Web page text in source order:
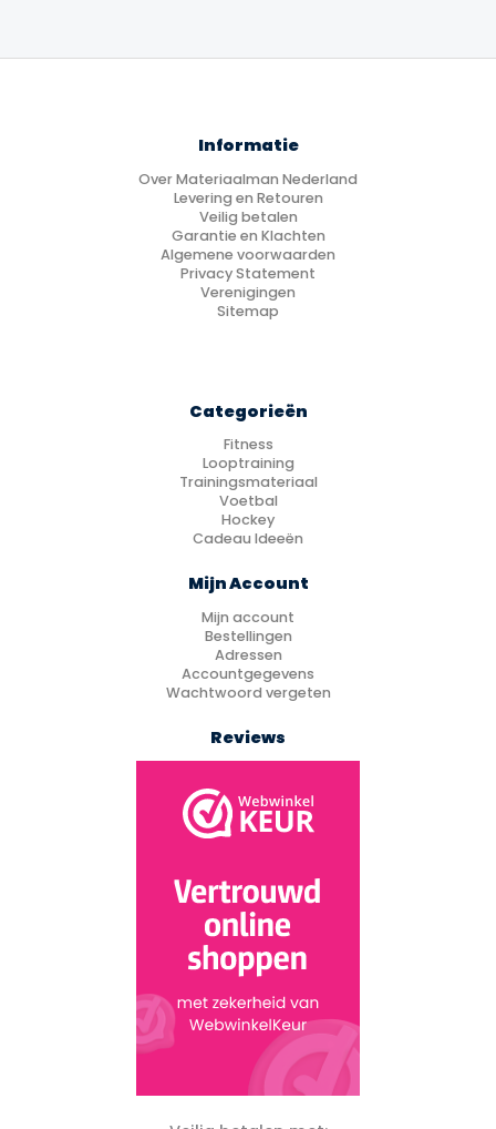
Informatie
Over Materiaalman Nederland
Levering en Retouren
Veilig betalen
Garantie en Klachten
Algemene voorwaarden
Privacy Statement
Verenigingen
Sitemap
Categorieën
Fitness
Looptraining
Trainingsmateriaal
Voetbal
Hockey
Cadeau Ideeën
Mijn Account
Mijn account
Bestellingen
Adressen
Accountgegevens
Wachtwoord vergeten
Reviews